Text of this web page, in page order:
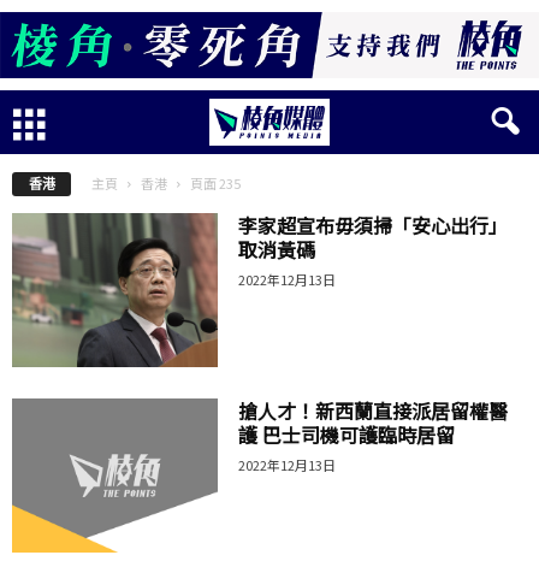
香港 主頁 香港 頁面 235
李家超宣布毋須掃「安心出行」
取消黃碼
2022年12月13日
搶人才！新西蘭直接派居留權醫
護 巴士司機可護臨時居留
2022年12月13日